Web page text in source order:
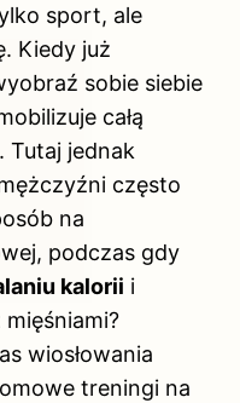
sport, ale
Kiedy już
sobie siebie
całą
Tutaj jednak
często
na
podczas gdy
kalorii i
mięśniami?
wiosłowania
treningi na